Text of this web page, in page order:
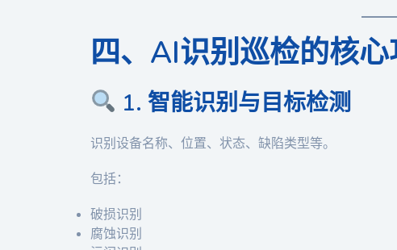
四、AI识别巡检的核
1. 智能识别与目标检测
识别设备名称、位置、状态、缺陷类型等。
包括：
破损识别
腐蚀识别